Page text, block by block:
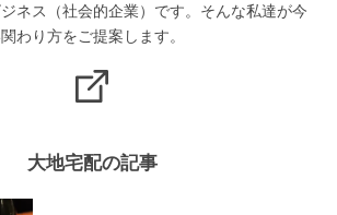
ネス（社会的企業）です。そんな私達が今
わり方をご提案します。
大地宅配の記事